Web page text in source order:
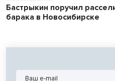
Бастрыкин поручил
барака в Новосибирске